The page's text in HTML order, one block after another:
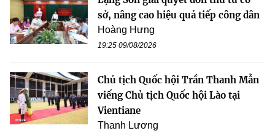
sở, nâng cao hiệu quả tiếp công dân
Hoàng Hưng
19:25 09/08/2026
Chủ tịch Quốc hội Trần Thanh Mẫn
viếng Chủ tịch Quốc hội Lào tại
Vientiane
Thanh Lương